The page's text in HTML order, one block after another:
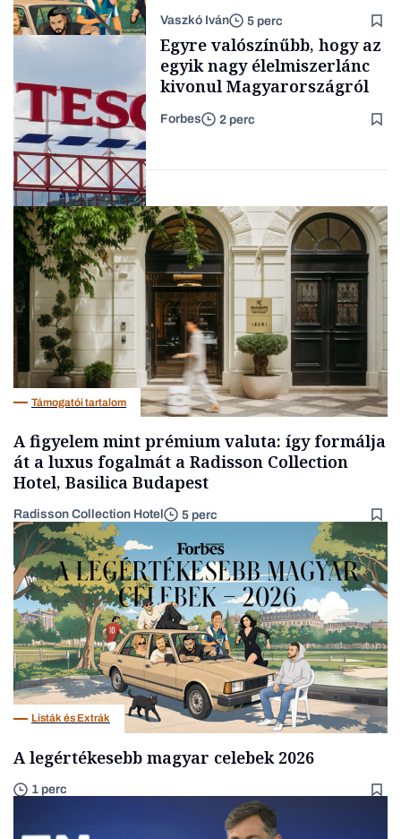
Content Lab HUB
Lista
Vaszkó Iván 5 perc
Nemzetközi cégek
Egyre valószínűbb, hogy az
egyik nagy élelmiszerlánc
kivonul Magyarországról
Forbes 2 perc
Támogatói tartalom
A figyelem mint prémium valuta: így formálja
át a luxus fogalmát a Radisson Collection
Hotel, Basilica Budapest
Radisson Collection Hotel 5 perc
Listák és Extrák
A legértékesebb magyar celebek 2026
1 perc